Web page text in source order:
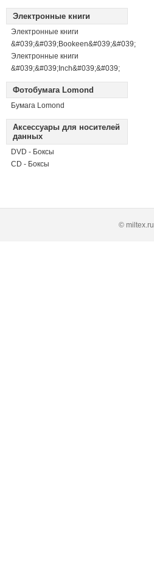
Электронные книги
Электронные книги
&#039;&#039;Bookeen&#039;&#039;
Электронные книги
&#039;&#039;Inch&#039;&#039;
Фотобумага Lomond
Бумага Lomond
Аксессуары для носителей
данных
DVD - Боксы
CD - Боксы
© miltex.ru